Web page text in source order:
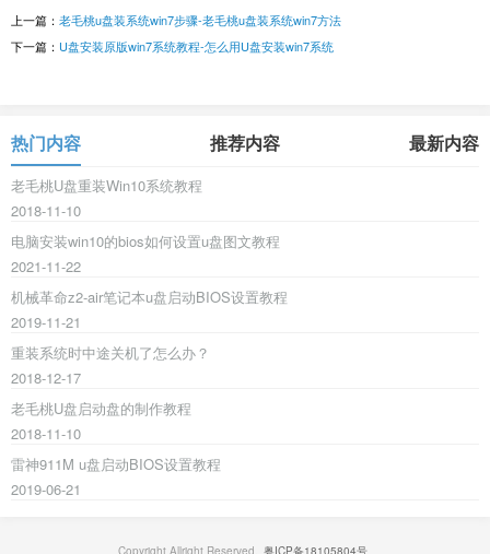
上一篇： 老毛桃u盘装系统win7步骤-老毛桃u盘装系统win7方法
下一篇： U盘安装原版win7系统教程-怎么用U盘安装win7系统
热门内容 推荐内容 最新内容
老毛桃U盘重装Win10系统教程
2018-11-10
电脑安装win10的bios如何设置u盘图文教程
2021-11-22
机械革命z2-air笔记本u盘启动BIOS设置教程
2019-11-21
重装系统时中途关机了怎么办？
2018-12-17
老毛桃U盘启动盘的制作教程
2018-11-10
雷神911M u盘启动BIOS设置教程
2019-06-21
Copyright Allright Reserved. 粤ICP备18105804号